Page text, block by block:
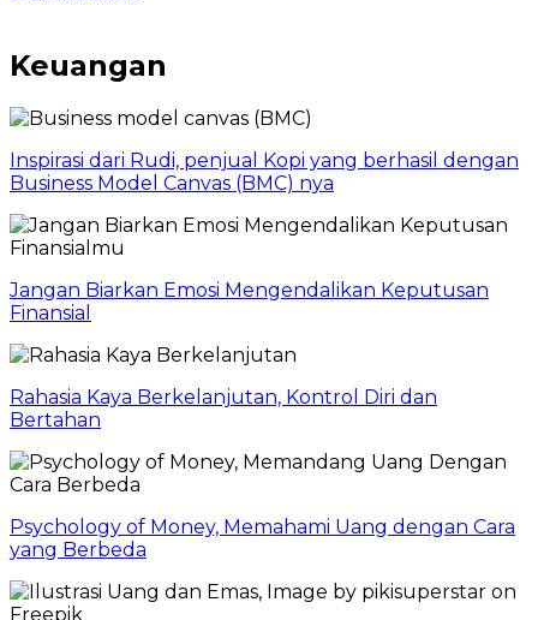
Keuangan
Inspirasi dari Rudi, penjual Kopi yang berhasil dengan
Business Model Canvas (BMC) nya
Jangan Biarkan Emosi Mengendalikan Keputusan
Finansial
Rahasia Kaya Berkelanjutan, Kontrol Diri dan
Bertahan
Psychology of Money, Memahami Uang dengan Cara
yang Berbeda